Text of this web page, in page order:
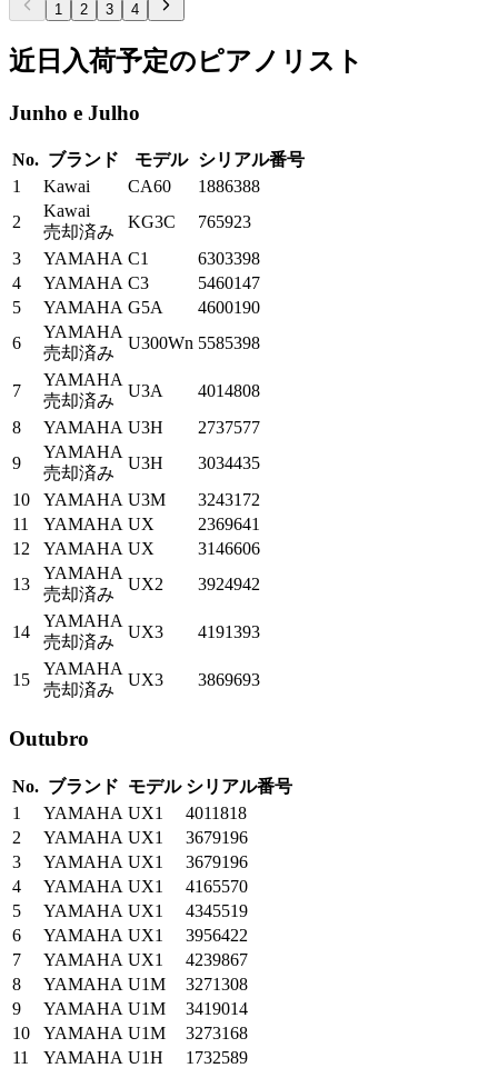
1 2 3 4
近日入荷予定のピアノリスト
Junho e Julho
No. ブランド モデル
シリアル番号
1
Kawai CA60
1886388
2
Kawai
売却済み
KG3C
765923
3
YAMAHA C1
6303398
4
YAMAHA C3
5460147
5
YAMAHA G5A
4600190
6
YAMAHA
売却済み
U300Wn 5585398
7
YAMAHA
売却済み
U3A
4014808
8
YAMAHA U3H
2737577
9
YAMAHA
売却済み
U3H
3034435
10
YAMAHA U3M
3243172
11
YAMAHA UX
2369641
12
YAMAHA UX
3146606
13
YAMAHA
売却済み
UX2 3924942
14
YAMAHA
売却済み
UX3 4191393
15
YAMAHA
売却済み
UX3 3869693
Outubro
No. ブランド モデル シリアル番号
1
YAMAHA UX1
4011818
2
YAMAHA UX1
3679196
3
YAMAHA UX1
3679196
4
YAMAHA UX1
4165570
5
YAMAHA UX1
4345519
6
YAMAHA UX1
3956422
7
YAMAHA UX1
4239867
8
YAMAHA U1M
3271308
9
YAMAHA U1M
3419014
10
YAMAHA U1M
3273168
11
YAMAHA U1H
1732589